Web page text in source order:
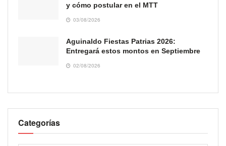
y cómo postular en el MTT
03/08/2026
Aguinaldo Fiestas Patrias 2026:
Entregará estos montos en Septiembre
02/08/2026
Categorías